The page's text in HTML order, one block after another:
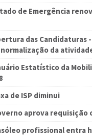
de Emergência
das Candidaturas
da
Estatístico da
de ISP diminui
aprova requisição
profissional entra